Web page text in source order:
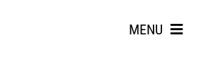
MENU